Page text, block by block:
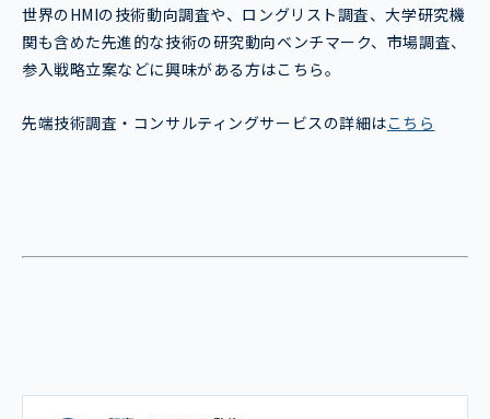
世界のHMIの技術動向調査や、ロングリスト調査、大学研究機
関も含めた先進的な技術の研究動向ベンチマーク、市場調査、
参入戦略立案などに興味がある方はこちら。
先端技術調査・コンサルティングサービスの詳細はこちら